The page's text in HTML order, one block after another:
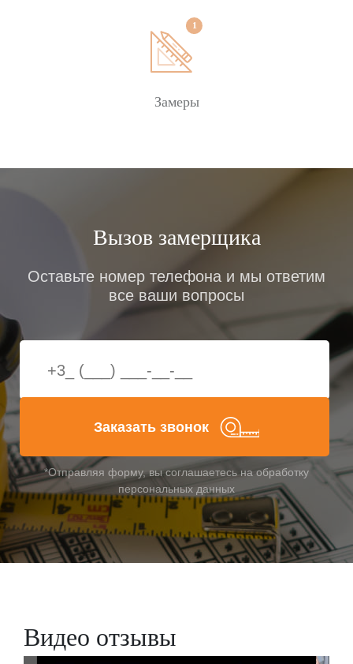
Замеры
Вызов замерщика
Оставьте номер телефона и мы ответим
все ваши вопросы
Заказать звонок
*Отправляя форму, вы соглашаетесь на обработку
персональных данных
Видео отзывы